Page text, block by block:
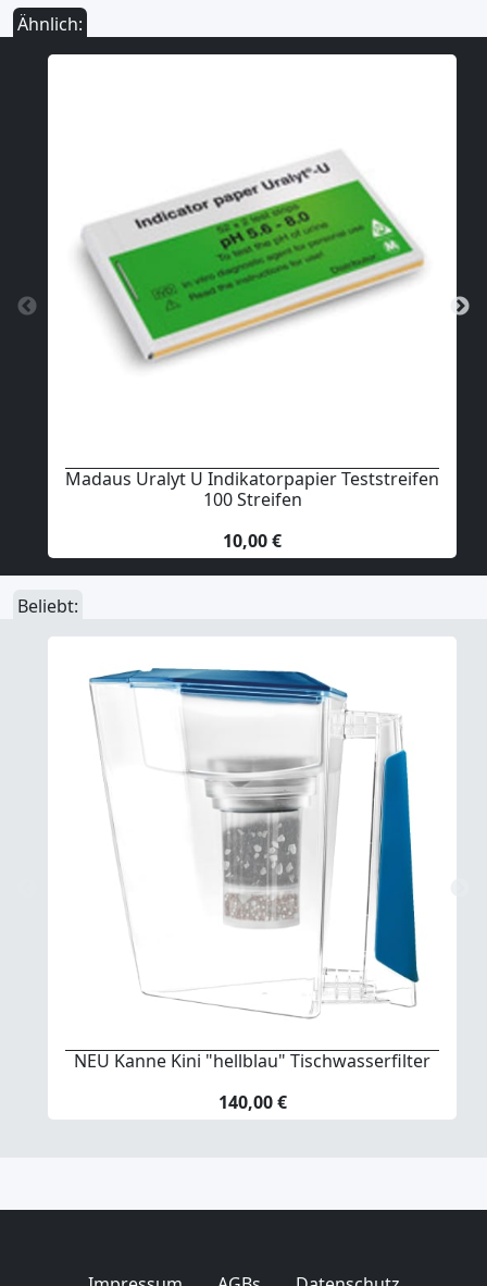
Ähnlich:
Madaus Uralyt U Indikatorpapier Teststreifen
100 Streifen
10,00 €
Beliebt:
NEU Kanne Kini "hellblau" Tischwasserfilter
140,00 €